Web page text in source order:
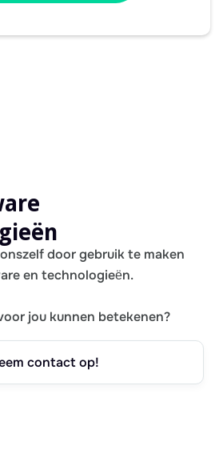
door gebruik te maken
en technologieën.
jou kunnen betekenen?
contact op!